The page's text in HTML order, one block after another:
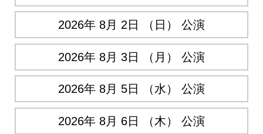
2026年 8月 2日 （日） 公演
2026年 8月 3日 （月） 公演
2026年 8月 5日 （水） 公演
2026年 8月 6日 （木） 公演